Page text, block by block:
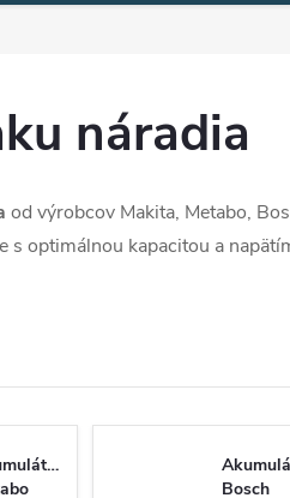
náradia
od výrobcov Makita, Metabo,
optimálnou kapacitou a
Bosch